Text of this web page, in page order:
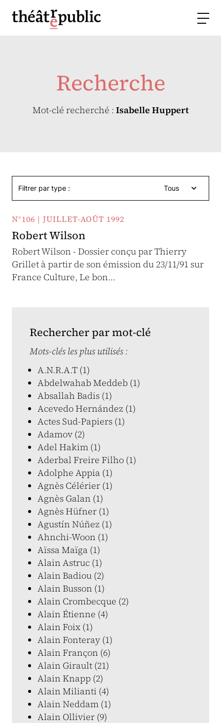
Recherche
Mot-clé recherché : Isabelle Huppert
Filtrer par type : Tous
N°106 | JUILLET-AOÛT 1992
Robert Wilson
Robert Wilson - Dossier conçu par Thierry
Grillet à partir de son émission du 23/11/91 sur
France Culture, Le bon…
Rechercher par mot-clé
Mots-clés les plus utilisés :
A.N.R.A.T (1)
Abdelwahab Meddeb (1)
Absallah Badis (1)
Acevedo Hernández (1)
Actes Sud-Papiers (1)
Adamov (2)
Adel Hakim (1)
Aderbal Freire Filho (1)
Adolphe Appia (1)
Agnès Célérier (1)
Agnès Galan (1)
Agnès Hüfner (1)
Agustín Núñez (1)
Ahnchi-Woon (1)
Aïssa Maïga (1)
Alain Astruc (1)
Alain Badiou (2)
Alain Busson (1)
Alain Crombecque (2)
Alain Étienne (4)
Alain Foix (1)
Alain Fonteray (1)
Alain Françon (6)
Alain Girault (21)
Alain Knapp (2)
Alain Milianti (4)
Alain Neddam (1)
Alain Ollivier (9)